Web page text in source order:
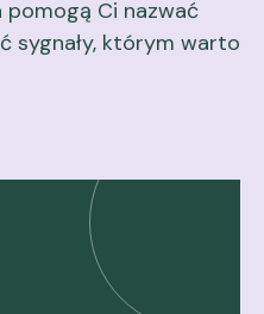
Ci nazwać
sygnały, którym warto